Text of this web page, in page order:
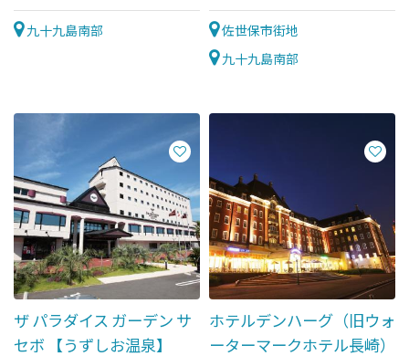
るライブキッチン「ビュッフェ
ダイニング THE ONE」
九十九島南部
十九島を一望できます。
佐世保市街地
九十九島南部
ザ パラダイス ガーデン サ
セボ 【うずしお温泉】
ホテルデンハーグ（旧ウォ
ーターマークホテル長崎）